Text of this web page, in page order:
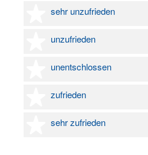
sehr unzufrieden
1 Stern
unzufrieden
2 Sterne
unentschlossen
3 Sterne
zufrieden
4 Sterne
sehr zufrieden
5 Sterne